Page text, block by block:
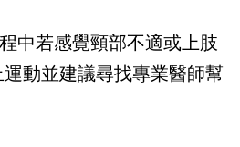
中若感覺頸部不適或上肢
動並建議尋找專業醫師幫